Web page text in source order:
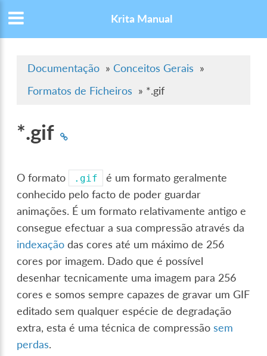
Krita Manual
Documentação » Conceitos Gerais »
Formatos de Ficheiros » *.gif
*.gif
O formato .gif
é um formato geralmente
conhecido pelo facto de poder guardar
animações. É um formato relativamente antigo e
consegue efectuar a sua compressão através da
indexação das cores até um máximo de 256
cores por imagem. Dado que é possível
desenhar tecnicamente uma imagem para 256
cores e somos sempre capazes de gravar um GIF
editado sem qualquer espécie de degradação
extra, esta é uma técnica de compressão sem
perdas.